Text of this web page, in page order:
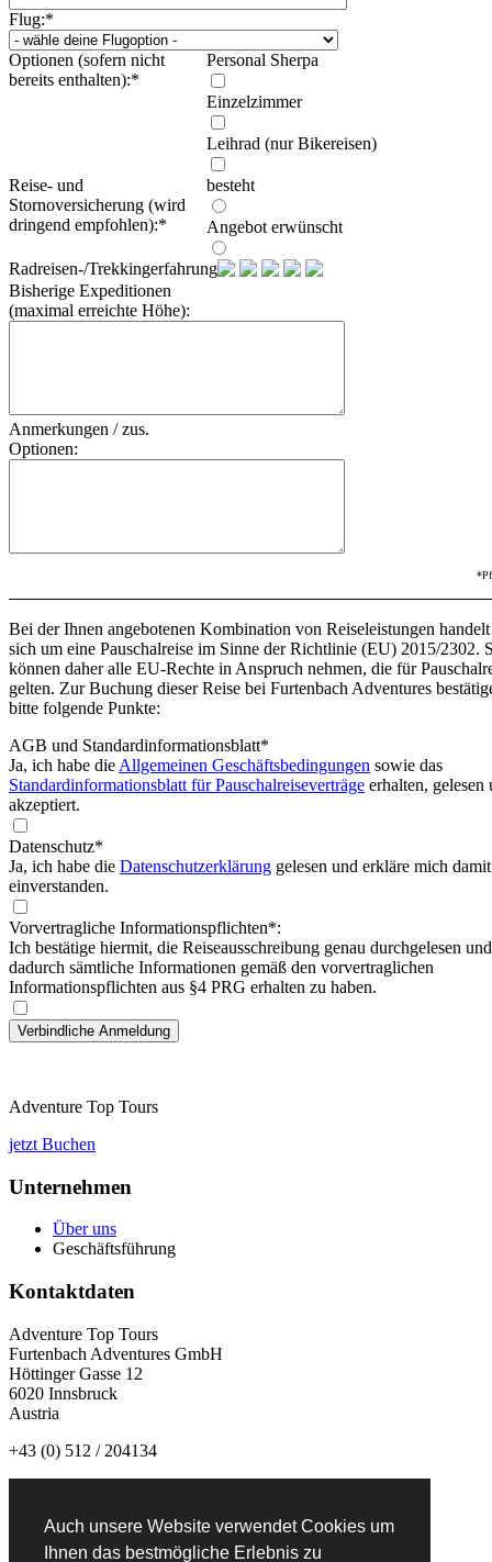
Auch unsere Website verwendet Cookies um
Ihnen das bestmögliche Erlebnis zu
Flug:*
Optionen (sofern nicht
bereits enthalten):*
Personal Sherpa
Einzelzimmer
Leihrad (nur Bikereisen)
Reise- und
Stornoversicherung (wird
dringend empfohlen):*
besteht
Angebot erwünscht
Radreisen-/Trekkingerfahrung:
Bisherige Expeditionen
(maximal erreichte Höhe):
Anmerkungen / zus.
Optionen:
Bei der Ihnen angebotenen Kombination von Reiseleistungen handelt
sich um eine Pauschalreise im Sinne der Richtlinie (EU) 2015/2302.
können daher alle EU-Rechte in Anspruch nehmen, die für
gelten. Zur Buchung dieser Reise bei Furtenbach Adventures
bitte folgende Punkte:
AGB und Standardinformationsblatt*
Ja, ich habe die Allgemeinen Geschäftsbedingungen sowie das
Standardinformationsblatt für Pauschalreiseverträge erhalten, gelesen
akzeptiert.
Datenschutz*
Ja, ich habe die Datenschutzerklärung gelesen und erkläre mich damit
einverstanden.
Vorvertragliche Informationspflichten*:
Ich bestätige hiermit, die Reiseausschreibung genau durchgelesen und
dadurch sämtliche Informationen gemäß den vorvertraglichen
Informationspflichten aus §4 PRG erhalten zu haben.
Adventure Top Tours
jetzt Buchen
Unternehmen
Über uns
Geschäftsführung
Kontaktdaten
Adventure Top Tours
Furtenbach Adventures GmbH
Höttinger Gasse 12
6020 Innsbruck
Austria
+43 (0) 512 / 204134
Newsletteranmeldung: